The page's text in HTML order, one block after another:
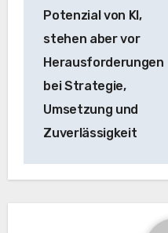
Potenzial von KI,
stehen aber vor
Herausforderungen
bei Strategie,
Umsetzung und
Zuverlässigkeit